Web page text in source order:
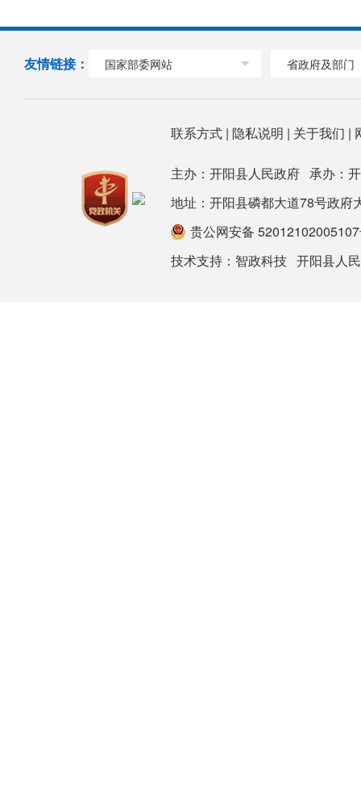
友情链接： 国家部委网站 省政府及部门
联系方式| 隐私说明 | 关于我们 |
主办：开阳县人民政府 承办：
地址：开阳县磷都大道78号政
贵公网安备
技术支持： 智政科技 开阳县人